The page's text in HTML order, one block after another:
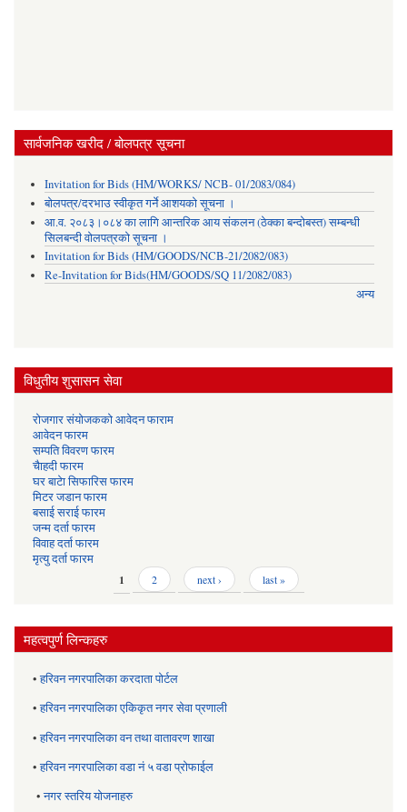
सार्वजनिक खरीद / बोलपत्र सूचना
Invitation for Bids (HM/WORKS/ NCB- 01/2083/084)
बोलपत्र/दरभाउ स्वीकृत गर्ने आशयको सूचना ।
आ.व. २०८३।०८४ का लागि आन्तरिक आय संकलन (ठेक्का बन्दोबस्त) सम्बन्धी
सिलबन्दी वोलपत्रको सूचना ।
Invitation for Bids (HM/GOODS/NCB-21/2082/083)
Re-Invitation for Bids(HM/GOODS/SQ 11/2082/083)
अन्य
विधुतीय शुसासन सेवा
रोजगार संयोजकको आवेदन फाराम
आवेदन फारम
सम्पति विवरण फारम
चैाहदी फारम
घर बाटेा सिफारिस फारम
मिटर जडान फारम
बसाई सराई फारम
जन्म दर्ता फारम
विवाह दर्ता फारम
मृत्यु दर्ता फारम
1 2 next › last »
महत्वपुर्ण लिन्कहरु
•हरिवन नगरपालिका करदाता पोर्टल
•हरिवन नगरपालिका एकिकृत नगर सेवा प्रणाली
•हरिवन नगरपालिका वन तथा वातावरण शाखा
•हरिवन नगरपालिका वडा नं ५ वडा प्रोफाईल
•नगर स्तरिय याेजनाहरु